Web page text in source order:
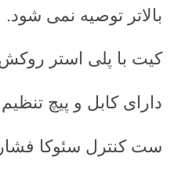
بالاتر توصیه نمی شود.
کیت با پلی استر
دارای کابل و پیچ تنظیم
ست کنترل سئوکا فشار